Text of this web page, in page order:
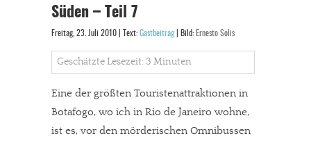
Süden – Teil 7
Freitag, 23. Juli 2010 | Text: Gastbeitrag| Bild: Ernesto Solis
Geschätzte Lesezeit: 3 Minuten
Eine der größten Touristenattraktionen in
Botafogo, wo ich in Rio de Janeiro wohne,
ist es, vor den mörderischen Omnibussen